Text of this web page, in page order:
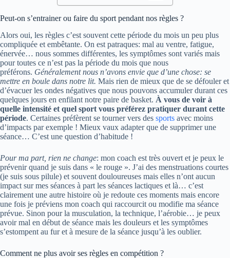
Peut-on s’entrainer ou faire du sport pendant nos règles ?
Alors oui, les règles c’est souvent cette période du mois un peu plus
compliquée et embêtante. On est patraques: mal au ventre, fatigue,
énervée… nous sommes différentes, les symptômes sont variés mais
pour toutes ce n’est pas la période du mois que nous
préférons. Généralement nous n’avons envie que d’une chose: se
mettre en boule dans notre lit. Mais rien de mieux que de se défouler et
d’évacuer les ondes négatives que nous pouvons accumuler durant ces
quelques jours en enfilant notre paire de basket. À vous de voir à
quelle intensité et quel sport vous préférez pratiquer durant cette
période. Certaines préfèrent se tourner vers des sports avec moins
d’impacts par exemple ! Mieux vaux adapter que de supprimer une
séance… C’est une question d’habitude !
Pour ma part, rien ne change: mon coach est très ouvert et je peux le
prévenir quand je suis dans « le rouge ». J’ai des menstruations courtes
(je suis sous pilule) et souvent douloureuses mais elles n’ont aucun
impact sur mes séances à part les séances lactiques et là… c’est
clairement une autre histoire où je redoute ces moments mais encore
une fois je préviens mon coach qui raccourcit ou modifie ma séance
prévue. Sinon pour la musculation, la technique, l’aérobie… je peux
avoir mal en début de séance mais les douleurs et les symptômes
s’estompent au fur et à mesure de la séance jusqu’à les oublier.
Comment ne plus avoir ses règles en compétition ?